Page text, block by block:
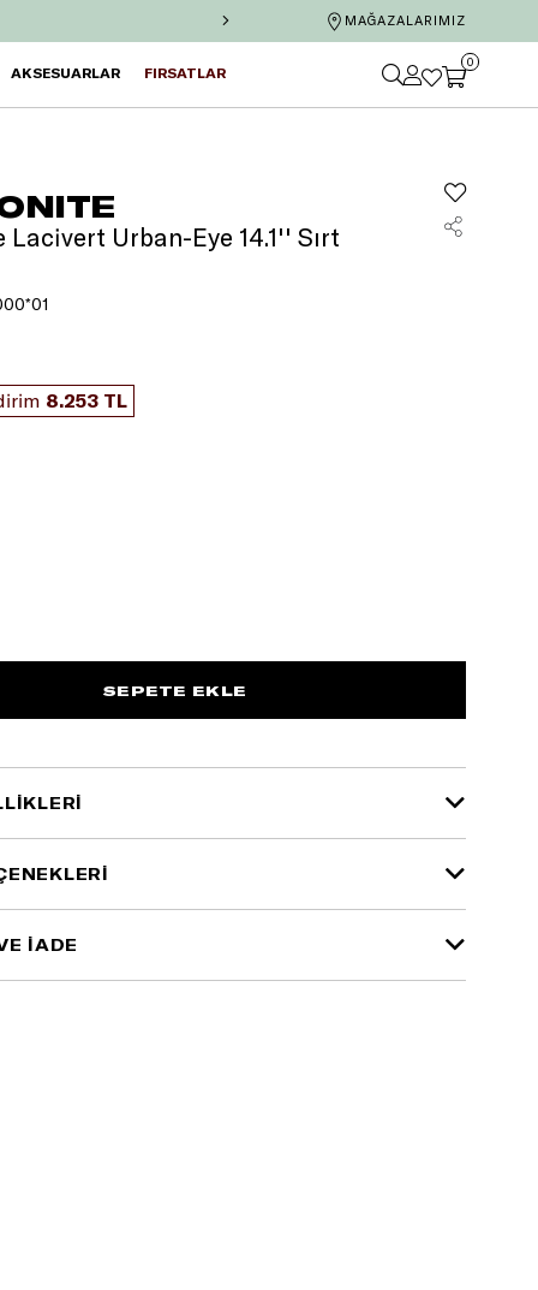
Axess’e özel 6 taksit ve
MAĞAZALARIMIZ
AKSESUARLAR FIRSATLAR
0
Lacivert Urban-Eye 14.1'' Sırt
8.253 TL
İADE